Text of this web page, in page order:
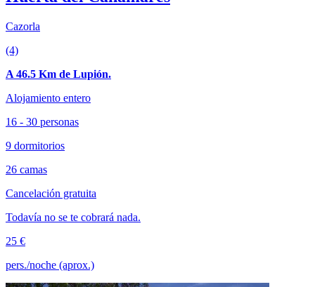
Cazorla
(4)
A 46.5 Km de Lupión.
Alojamiento entero
16 - 30 personas
9 dormitorios
26 camas
Cancelación gratuita
Todavía no se te cobrará nada.
25 €
pers./noche (aprox.)